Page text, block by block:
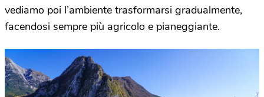
vediamo poi l’ambiente trasformarsi gradualmente,
facendosi sempre più agricolo e pianeggiante.